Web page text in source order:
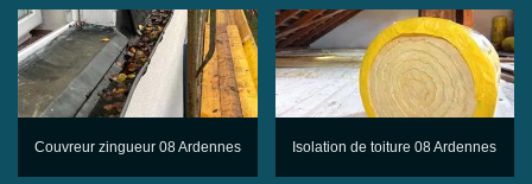
Couvreur zingueur 08 Ardennes Isolation de toiture 08 Ardennes